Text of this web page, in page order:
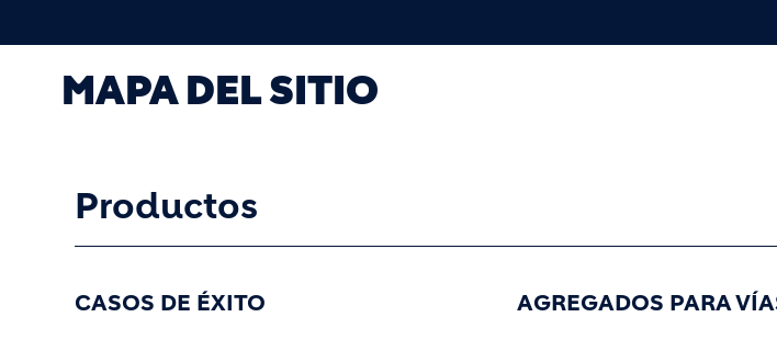
MAPA DEL SITIO
Productos
CASOS DE ÉXITO AGREGADOS PARA